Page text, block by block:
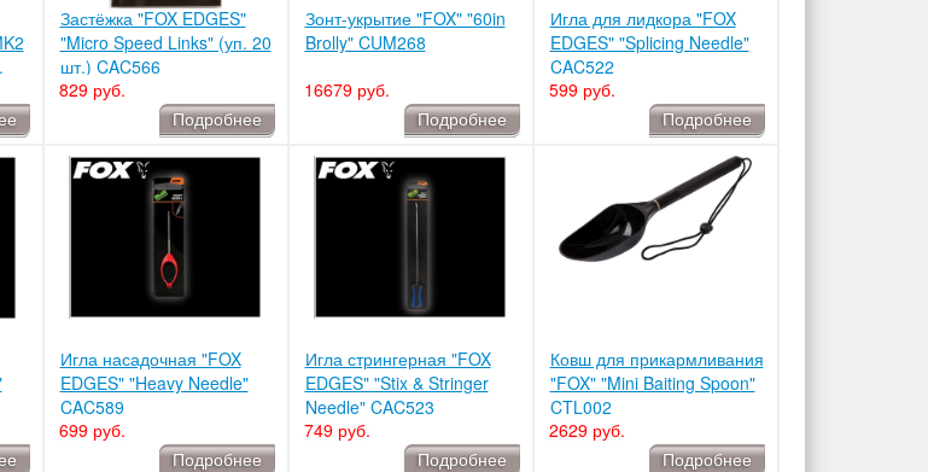
Застёжка "FOX EDGES"
"Micro Speed Links" (уп. 20
шт.) CAC566
829 руб.
Подробнее
Зонт-укрытие "FOX" "60in
Brolly" CUM268
16679 руб.
Подробнее
Игла для лидкора "FOX
EDGES" "Splicing Needle"
CAC522
599 руб.
Подробнее
Игла насадочная "FOX
EDGES" "Heavy Needle"
CAC589
699 руб.
Подробнее
Игла стрингерная "FOX
EDGES" "Stix & Stringer
Needle" CAC523
749 руб.
Подробнее
Ковш для прикармливания
"FOX" "Mini Baiting Spoon"
CTL002
2629 руб.
Подробнее